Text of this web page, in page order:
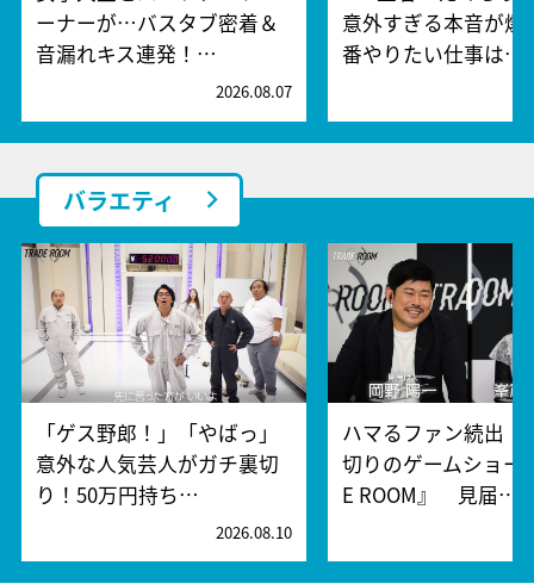
ーナーが…バスタブ密着＆
音漏れキス連発！…
2026.08.07
意外すぎる本音が爆
番やりたい仕事は…
バラエティ
「ゲス野郎！」「やばっ」
意外な人気芸人がガチ裏切
り！50万円持ち…
2026.08.10
ハマるファン続出！
切りのゲームショー
E ROOM』 見届…